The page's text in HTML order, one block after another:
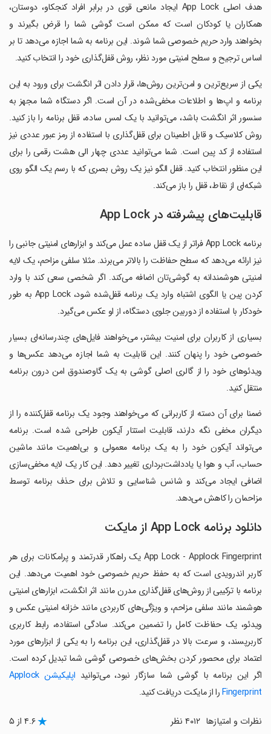
هدف اصلی App Lock ایجاد مانعی قوی در برابر افراد کنجکاو، دوستان،
همکاران یا کودکان است که ممکن است گوشی شما را قرض بگیرند و
بخواهند وارد حریم خصوصی شما شوند. این برنامه به شما اجازه می‌دهد تا بر
اساس ترجیح و سطح امنیتی مورد نظر، روش قفل‌گذاری خود را انتخاب کنید.
یکی از سریع‌ترین و امن‌ترین روش‌ها، قرار دادن اثر انگشت برای ورود به این
برنامه و اپ‌ها و اطلاعات مخفی‌شده در آن است. اگر دستگاه شما مجهز به
سنسور اثر انگشت باشد، می‌توانید با یک لمس ساده، قفل برنامه را باز کنید.
روش کلاسیک و قابل اطمینان برای قفل‌گذاری با استفاده از رمز عبور عددی نیز
استفاده از کد پین است. شما می‌توانید عددی چهار الی هشت رقمی را برای
این منظور انتخاب کنید. قفل الگو نیز یک روش بصری که با رسم یک الگو روی
شبکه‌ای از نقاط، قفل را باز می‌کند.
قابلیت‌های پیشرفته در App Lock
برنامه App Lock فراتر از یک قفل ساده عمل می‌کند و ابزارهای امنیتی جانبی را
نیز ارائه می‌دهد که سطح حفاظت را بالاتر می‌برند. مثلا سلفی مزاحم، یک لایه
امنیتی هوشمندانه به گوشی‌تان اضافه می‌کند. اگر شخصی سعی کند با وارد
کردن پین یا الگوی اشتباه وارد یک برنامه قفل‌شده شود، App Lock به طور
خودکار با استفاده از دوربین جلوی دستگاه، از او عکس می‌گیرد.
بسیاری از کاربران برای امنیت بیشتر، می‌خواهند فایل‌های چندرسانه‌ای بسیار
خصوصی خود را پنهان کنند. این قابلیت به شما اجازه می‌دهد عکس‌ها و
ویدئوهای خود را از گالری اصلی گوشی به یک گاوصندوق امن درون برنامه
منتقل کنید.
ضمنا برای آن دسته از کاربرانی که می‌خواهند وجود یک برنامه قفل‌کننده را از
دیگران مخفی نگه دارند، قابلیت استتار آیکون طراحی شده است. برنامه
می‌تواند آیکون خود را به یک برنامه معمولی و بی‌اهمیت مانند ماشین
حساب، آب و هوا یا یادداشت‌برداری تغییر دهد. این کار یک لایه مخفی‌سازی
اضافی ایجاد می‌کند و شانس شناسایی و تلاش برای حذف برنامه توسط
مزاحمان را کاهش می‌دهد.
دانلود برنامه App Lock از مایکت
App Lock - Applock Fingerprint یک راهکار قدرتمند و پرامکانات برای هر
کاربر اندرویدی است که به حفظ حریم خصوصی خود اهمیت می‌دهد. این
برنامه با ترکیبی از روش‌های قفل‌گذاری مدرن مانند اثر انگشت، ابزارهای امنیتی
هوشمند مانند سلفی مزاحم، و ویژگی‌های کاربردی مانند خزانه امنیتی عکس و
ویدئو، یک حفاظت کامل را تضمین می‌کند. سادگی استفاده، رابط کاربری
کاربرپسند، و سرعت بالا در قفل‌گذاری، این برنامه را به یکی از ابزارهای مورد
اعتماد برای محصور کردن بخش‌های خصوصی گوشی شما تبدیل کرده است.
اگر این برنامه با گوشی شما سازگار نبود، می‌توانید
اپلیکیشن Applock
Fingerprintرا از مایکت دریافت کنید.
نظرات و امتیازها ۴.۶ از ۵